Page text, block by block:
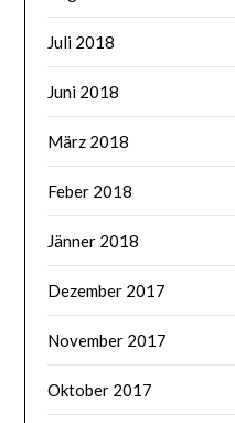
Juli 2018
Juni 2018
März 2018
Feber 2018
Jänner 2018
Dezember 2017
November 2017
Oktober 2017